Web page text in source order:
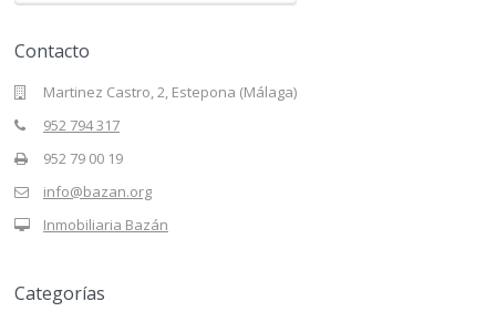
Contacto
Martinez Castro, 2, Estepona (Málaga)
952 794 317
952 79 00 19
info@bazan.org
Inmobiliaria Bazán
Categorías